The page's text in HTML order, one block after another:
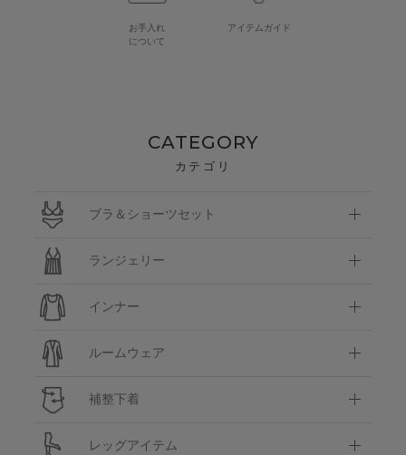
お手入れ
について
アイテムガイド
CATEGORY
カテゴリ
ブラ＆ショーツセット
ランジェリー
インナー
ルームウェア
補整下着
レッグアイテム